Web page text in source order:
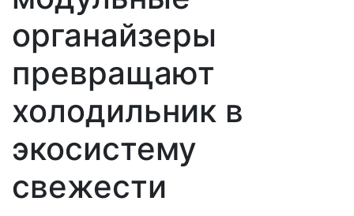
органайзеры
превращают
холодильник в
экосистему
свежести